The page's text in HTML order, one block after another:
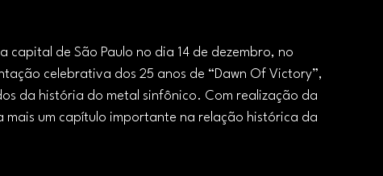
capital de São Paulo no dia 14 de dezembro, no
celebrativa dos 25 anos de “Dawn Of Victory”,
da história do metal sinfônico. Com realização da
mais um capítulo importante na relação histórica da